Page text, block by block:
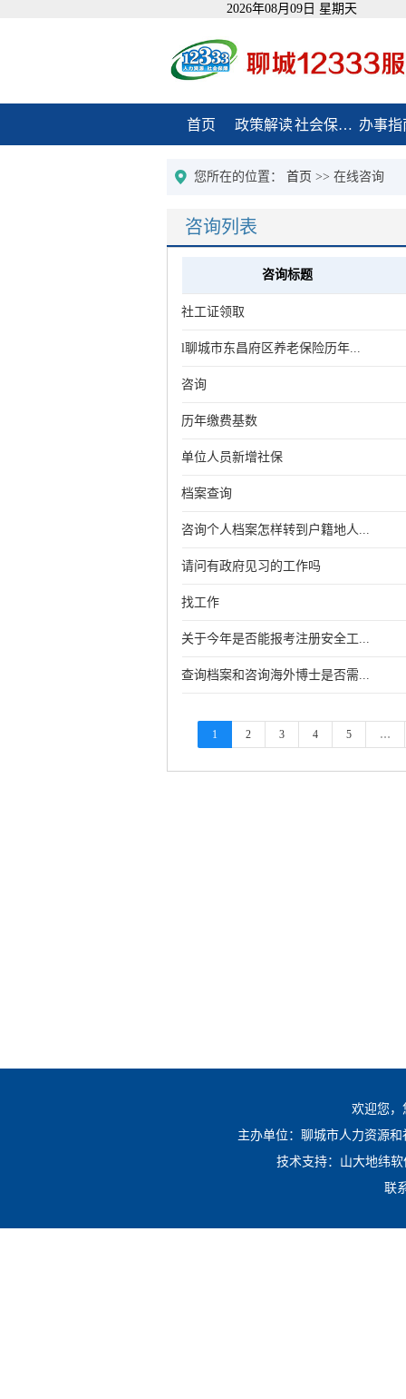
2026年08月09日 星期天
首页 政策解读 社会保障卡 办事指
您所在的位置： 首页 >> 在线咨询
咨询列表
咨询标题
社工证领取
l聊城市东昌府区养老保险历年...
咨询
历年缴费基数
单位人员新增社保
档案查询
咨询个人档案怎样转到户籍地人...
请问有政府见习的工作吗
找工作
关于今年是否能报考注册安全工...
查询档案和咨询海外博士是否需...
1 2 3 4 5 …
欢迎您，
主办单位：聊城市人力资源和社
技术支持：山大地纬
联